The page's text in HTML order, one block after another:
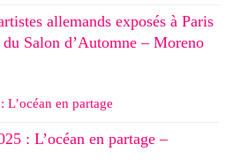
allemands exposés à Paris
Salon d’Automne – Moreno
en partage
: L’océan en partage –